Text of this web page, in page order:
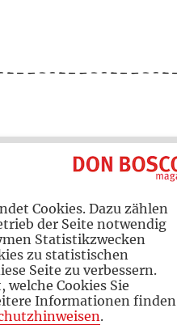
vorstellen. Doch ist
Welt zu
Cookies. Dazu zählen
der Seite notwendig
Statistikzwecken
zu statistischen
Seite zu verbessern.
welche Cookies Sie
Informationen finden
.